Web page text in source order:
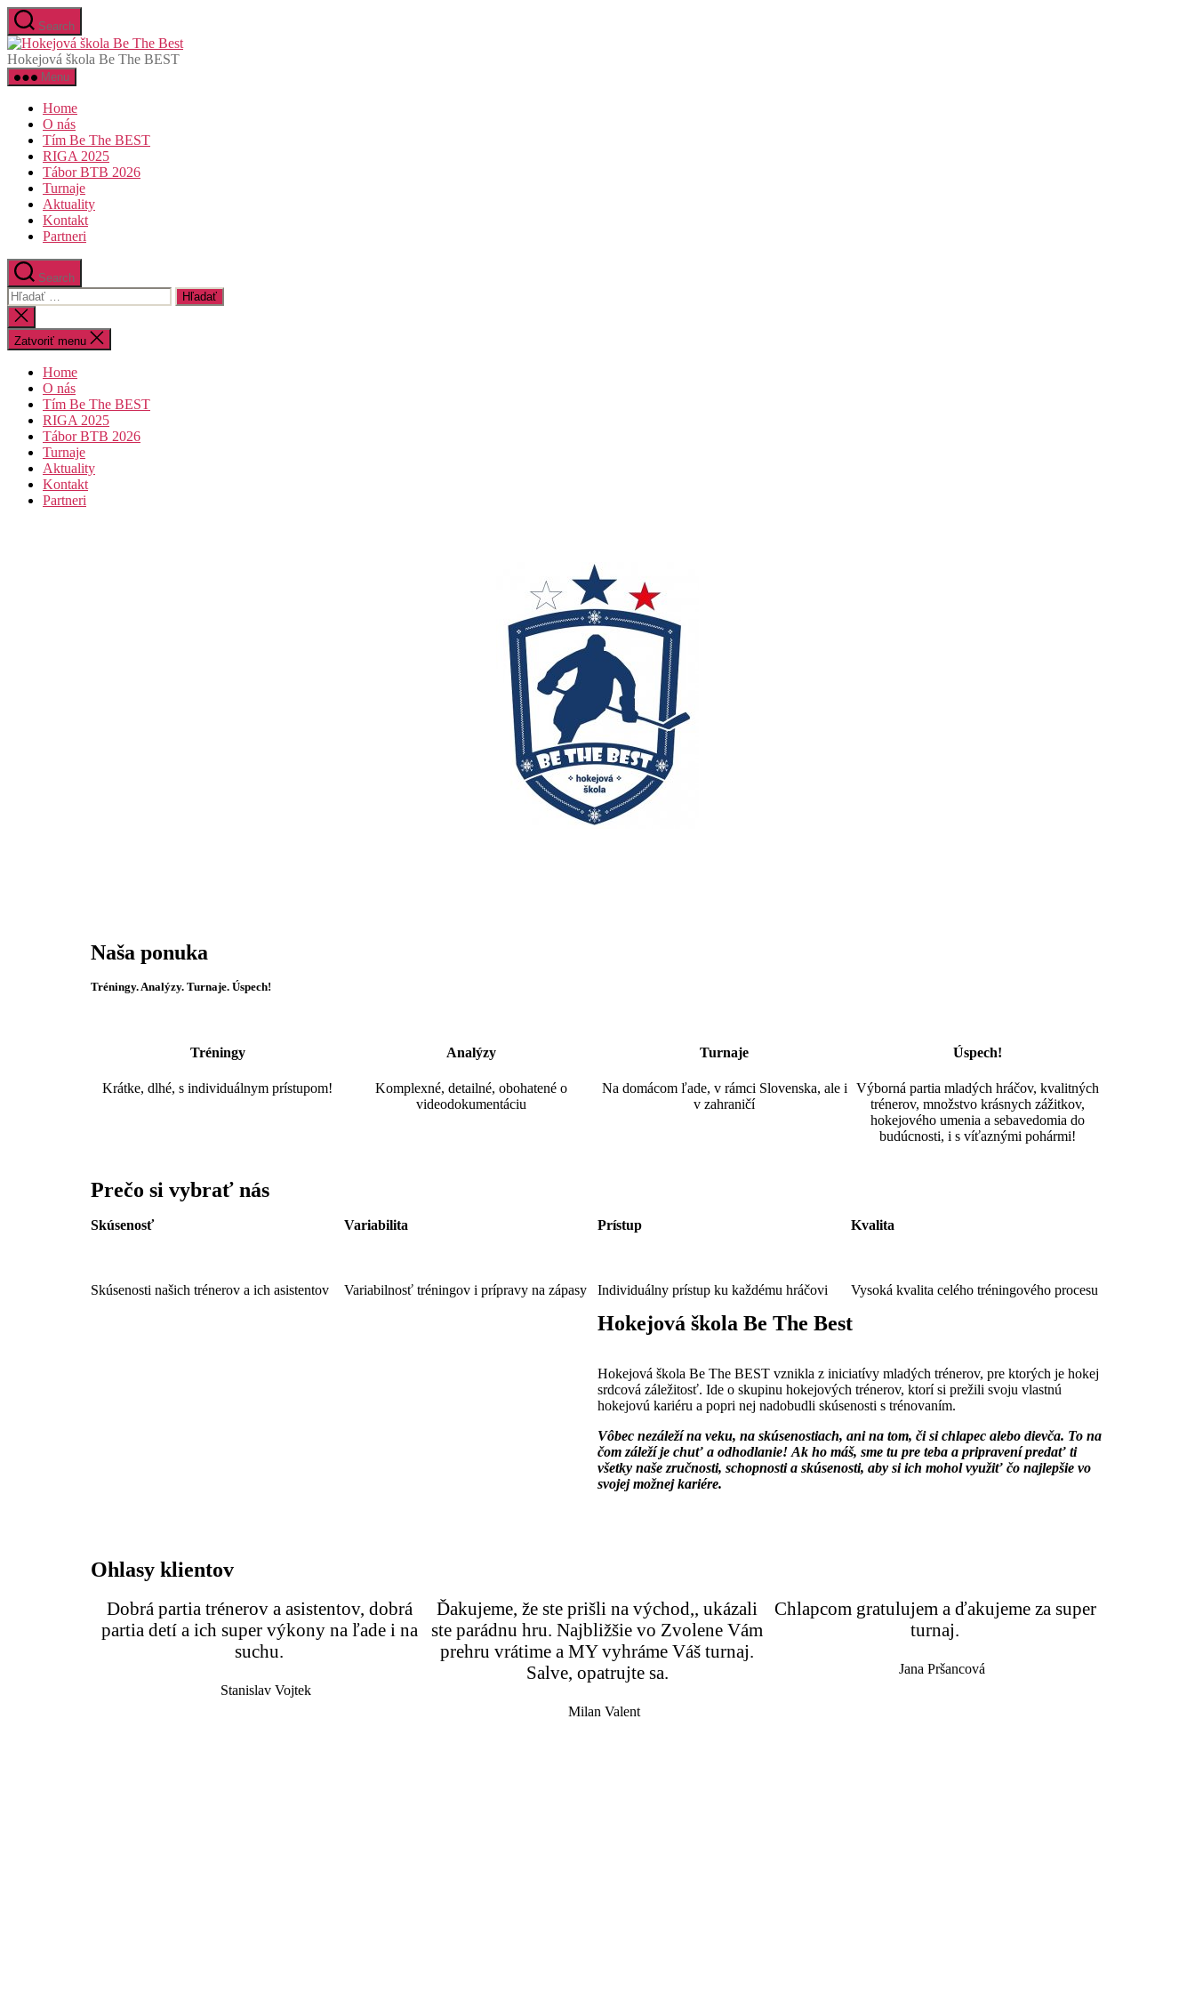
Search
Hokejová škola Be The BEST
Menu
Home
O nás
Tím Be The BEST
RIGA 2025
Tábor BTB 2026
Turnaje
Aktuality
Kontakt
Partneri
Search
Zatvoriť menu
Home
O nás
Tím Be The BEST
RIGA 2025
Tábor BTB 2026
Turnaje
Aktuality
Kontakt
Partneri
Naša ponuka
Tréningy. Analýzy. Turnaje. Úspech!
Tréningy
Krátke, dlhé, s individuálnym prístupom!
Analýzy
Komplexné, detailné, obohatené o
videodokumentáciu
Turnaje
Na domácom ľade, v rámci Slovenska, ale i
v zahraničí
Úspech!
Výborná partia mladých hráčov, kvalitných
trénerov, množstvo krásnych zážitkov,
hokejového umenia a sebavedomia do
budúcnosti, i s víťaznými pohármi!
Prečo si vybrať nás
Skúsenosť
Skúsenosti našich trénerov a ich asistentov
Variabilita
Variabilnosť tréningov i prípravy na zápasy
Prístup
Individuálny prístup ku každému hráčovi
Kvalita
Vysoká kvalita celého tréningového procesu
Hokejová škola Be The Best
Hokejová škola Be The BEST vznikla z iniciatívy mladých trénerov, pre ktorých je hokej
srdcová záležitosť. Ide o skupinu hokejových trénerov, ktorí si prežili svoju vlastnú
hokejovú kariéru a popri nej nadobudli skúsenosti s trénovaním.
Vôbec nezáleží na veku, na skúsenostiach, ani na tom, či si chlapec alebo dievča. To na
čom záleží je chuť a odhodlanie! Ak ho máš, sme tu pre teba a pripravení predať ti
všetky naše zručnosti, schopnosti a skúsenosti, aby si ich mohol využiť čo najlepšie vo
svojej možnej kariére.
Ohlasy klientov
Dobrá partia trénerov a asistentov, dobrá
partia detí a ich super výkony na ľade i na
suchu.
Stanislav Vojtek
Ďakujeme, že ste prišli na východ,, ukázali
ste parádnu hru. Najbližšie vo Zvolene Vám
prehru vrátime a MY vyhráme Váš turnaj.
Salve, opatrujte sa.
Milan Valent
Chlapcom gratulujem a ďakujeme za super
turnaj.
Jana Pršancová